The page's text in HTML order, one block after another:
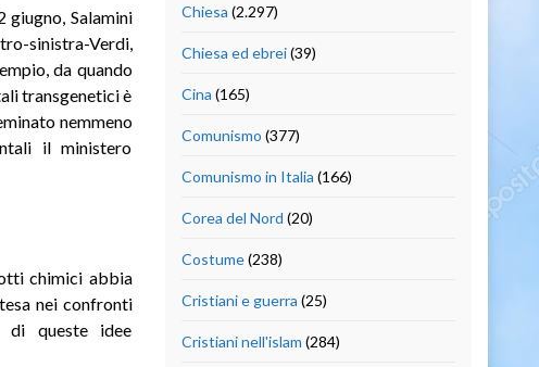
giugno, Salamini
sinistra-Verdi,
da quando
transgenetici è
nemmeno
il ministero
chimici abbia
nei confronti
di queste idee
Chiesa (2.297)
Chiesa ed ebrei(39)
Cina (165)
Comunismo (377)
Comunismo in Italia (166)
Corea del Nord (20)
Costume(238)
Cristiani e guerra (25)
Cristiani nell'islam (284)